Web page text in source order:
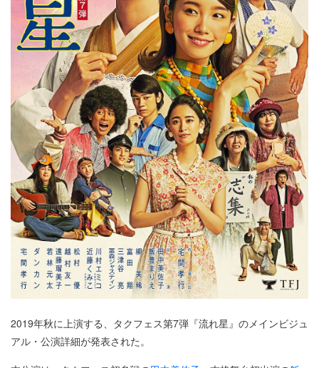
2019年秋に上演する、タクフェス第7弾『流れ星』のメインビジュ
アル・公演詳細が発表された。